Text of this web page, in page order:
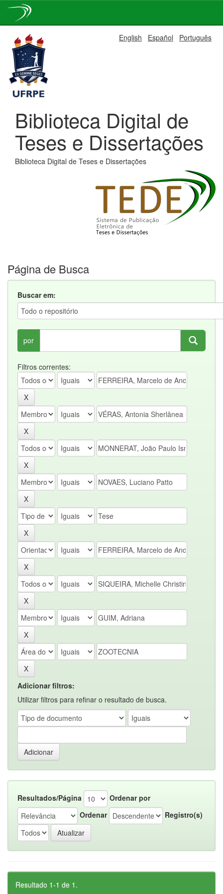
navigation
English Español Português
Biblioteca Digital de
Teses e Dissertações
Biblioteca Digital de Teses e Dissertações
Página de Busca
Buscar em:
por
Filtros correntes:
Adicionar filtros:
Utilizar filtros para refinar o resultado de busca.
Resultados/Página
Ordenar por
Ordenar
Registro(s)
Resultado 1-1 de 1.